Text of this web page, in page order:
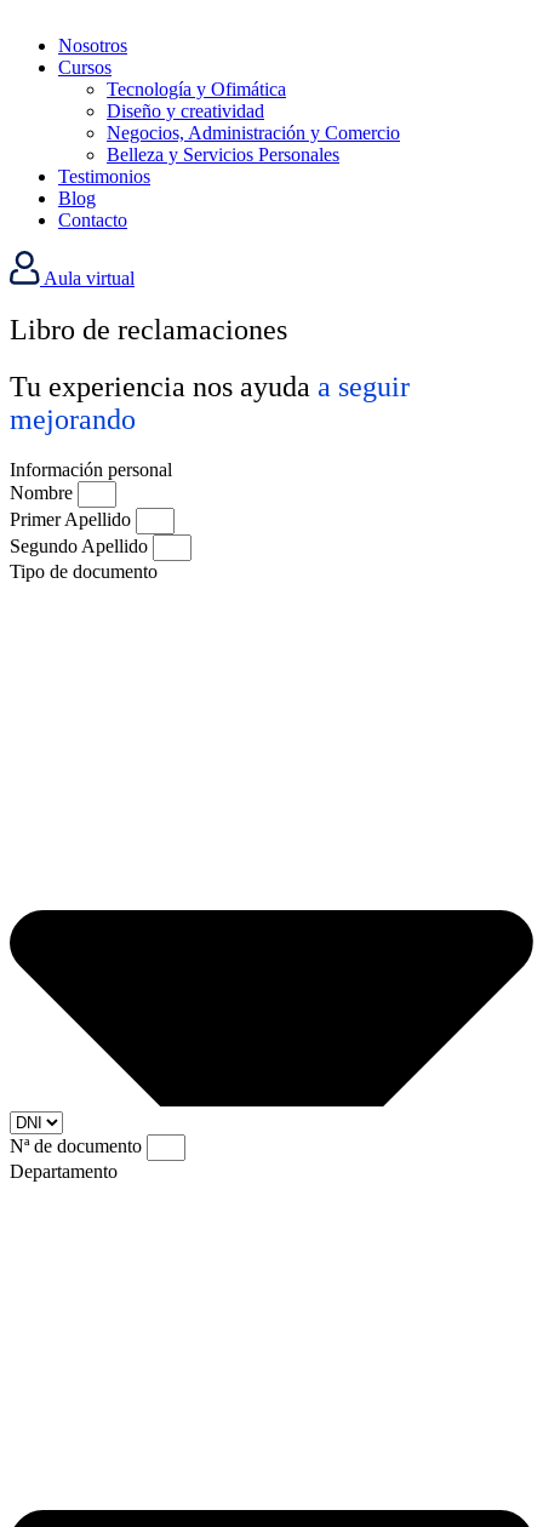
Nosotros
Cursos
Tecnología y Ofimática
Diseño y creatividad
Negocios, Administración y Comercio
Belleza y Servicios Personales
Testimonios
Blog
Contacto
Aula virtual
Libro de reclamaciones
Tu experiencia nos ayuda a seguir
mejorando
Información personal
Nombre
Primer Apellido
Segundo Apellido
Tipo de documento
Nª de documento
Departamento